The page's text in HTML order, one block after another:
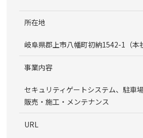
所在地
岐阜県郡上市八幡町初納1542-1（本
事業内容
セキュリティゲートシステム、駐車
販売・施工・メンテナンス
URL